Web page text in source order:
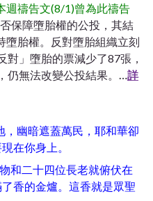
週禱告文(8/1)曾為此禱告
保障墮胎權的公投，其結
墮胎權。反對墮胎組織立刻
對 」墮胎的票減少了87張，
仍無法改變公投結果。
詳
，幽暗遮蓋萬民，耶和華卻
在你身上。
和二十四位長老就俯伏在
香的金爐。這香就是眾聖